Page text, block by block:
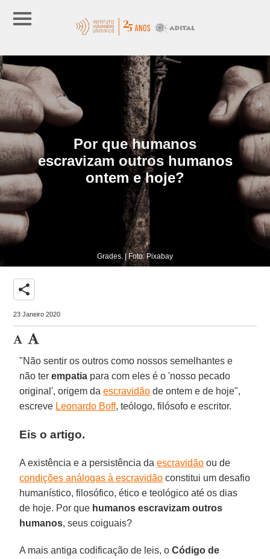
Por que humanos
escravizam outros humanos
ontem e hoje?
Grades. | Foto: Pixabay
share
23 Janeiro 2020
"Não sentir os outros como nossos semelhantes e
não terempatia para com eles é o 'nosso pecado
original', origem daescravidão de ontem e de hoje",
escreve Leonardo Boff, teólogo, filósofo e escritor.
Eis o artigo.
A existência e a persistência da escravidão ou de
condições análogas à escravidão constitui um desafio
humanístico, filosófico, ético e teológico até os dias
de hoje. Por que humanos escravizam outros
humanos, seus coiguais?
A mais antiga codificação de leis, oCódigo de